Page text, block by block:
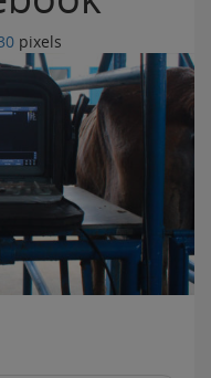
pixels